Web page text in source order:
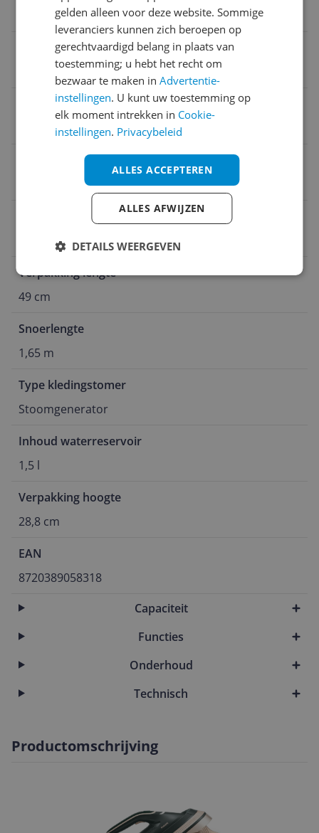
Verpakkingsgewicht
Product hoogte
Geschikt voor op reis
Verpakking lengte
49 cm
Snoerlengte
1,65 m
Type kledingstomer
Stoomgenerator
Inhoud waterreservoir
1,5 l
Verpakking hoogte
28,8 cm
EAN
8720389058318
Capaciteit
Functies
Onderhoud
Technisch
Productomschrijving
gelden alleen voor deze website. Sommige
leveranciers kunnen zich beroepen op
gerechtvaardigd belang in plaats van
toestemming; u hebt het recht om
bezwaar te maken inAdvertentie-
instellingen. U kunt uw toestemming op
elk moment intrekken in Cookie-
instellingen. Privacybeleid
ALLES ACCEPTEREN
ALLES AFWIJZEN
DETAILS WEERGEVEN